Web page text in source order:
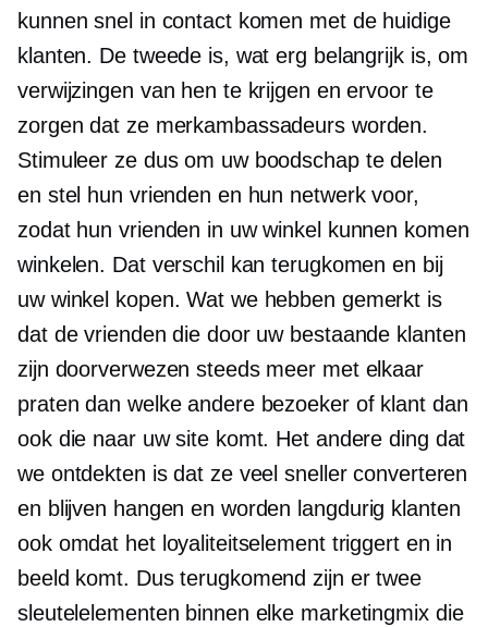
kunnen snel in contact komen met de huidige
klanten. De tweede is, wat erg belangrijk is, om
verwijzingen van hen te krijgen en ervoor te
zorgen dat ze merkambassadeurs worden.
Stimuleer ze dus om uw boodschap te delen
en stel hun vrienden en hun netwerk voor,
zodat hun vrienden in uw winkel kunnen komen
winkelen. Dat verschil kan terugkomen en bij
uw winkel kopen. Wat we hebben gemerkt is
dat de vrienden die door uw bestaande klanten
zijn doorverwezen steeds meer met elkaar
praten dan welke andere bezoeker of klant dan
ook die naar uw site komt. Het andere ding dat
we ontdekten is dat ze veel sneller converteren
en blijven hangen en worden langdurig klanten
ook omdat het loyaliteitselement triggert en in
beeld komt. Dus terugkomend zijn er twee
sleutelelementen binnen elke marketingmix die